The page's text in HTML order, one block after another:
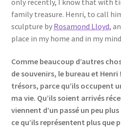
family treasure. Henri, to call
sculpture by Rosamond Lloyd,
place in my home and in my
Comme beaucoup d’autres
de souvenirs, le bureau et
trésors, parce qu’ils occupent
ma vie. Qu’ils soient arrivés
viennent d’un passé un peu
ce qu’ils représentent plus que